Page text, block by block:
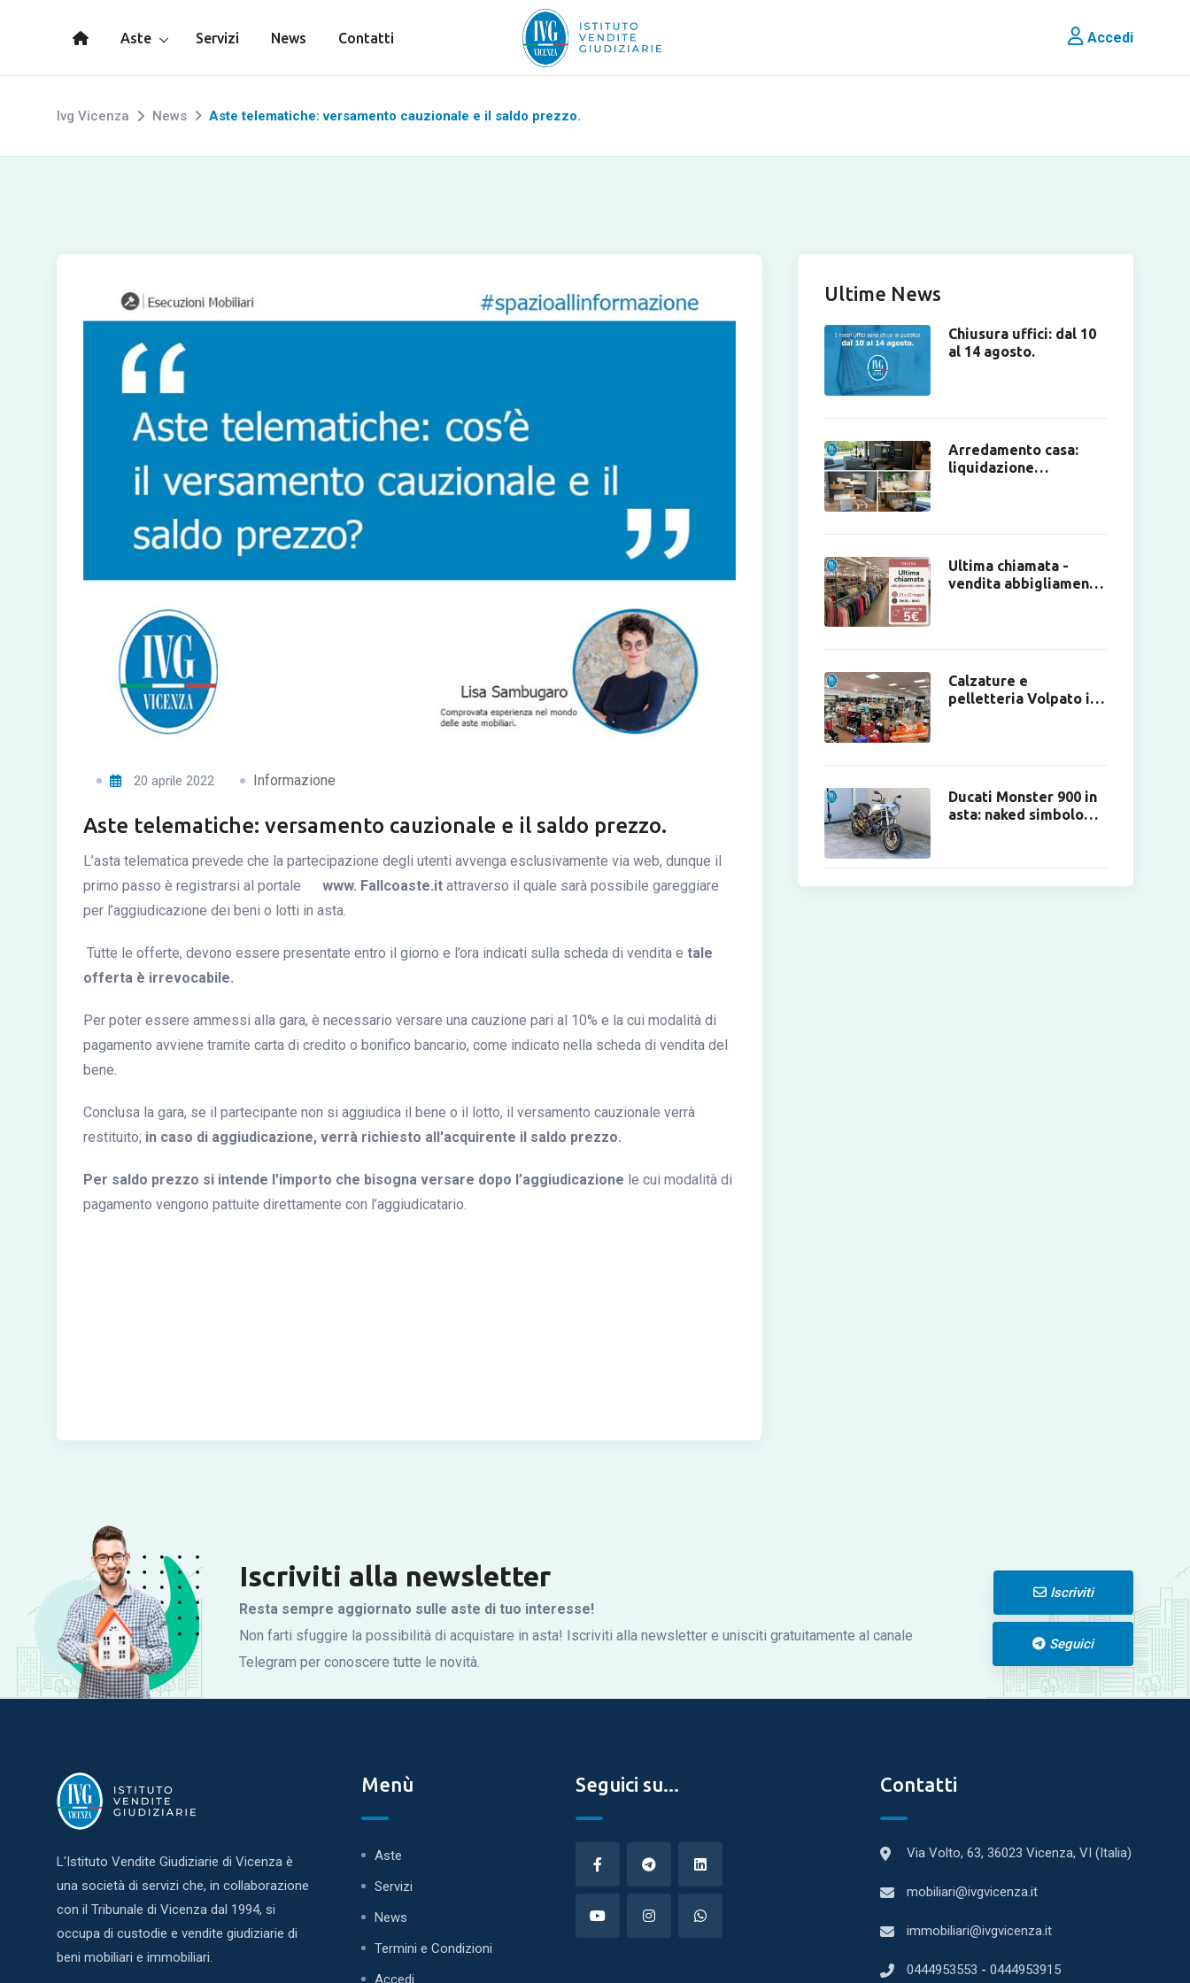
Aste Servizi News Contatti Accedi
Ivg Vicenza News Aste telematiche: versamento cauzionale e il saldo prezzo.
20 aprile 2022 Informazione
Aste telematiche: versamento cauzionale e il saldo prezzo.
L’asta telematica prevede che la partecipazione degli utenti avvenga esclusivamente via web, dunque il
primo passo è registrarsi al portale www. Fallcoaste.it attraverso il quale sarà possibile gareggiare
per l’aggiudicazione dei beni o lotti in asta.
Tutte le offerte, devono essere presentate entro il giorno e l’ora indicati sulla scheda di vendita e tale
offerta è irrevocabile.
Per poter essere ammessi alla gara, è necessario versare una cauzione pari al 10% e la cui modalità di
pagamento avviene tramite carta di credito o bonifico bancario, come indicato nella scheda di vendita del
bene.
Conclusa la gara, se il partecipante non si aggiudica il bene o il lotto, il versamento cauzionale verrà
restituito; in caso di aggiudicazione, verrà richiesto all'acquirente il saldo prezzo.
Per saldo prezzo si intende l'importo che bisogna versare dopo l’aggiudicazione le cui modalità di
pagamento vengono pattuite direttamente con l’aggiudicatario.
Ultime News
Chiusura uffici: dal 10
al 14 agosto.
Arredamento casa:
liquidazione
Ultima chiamata -
vendita abbigliamento
Calzature e
pelletteria Volpato in
Ducati Monster 900 in
asta: naked simbolo
Iscriviti alla newsletter
Resta sempre aggiornato sulle aste di tuo interesse!
Non farti sfuggire la possibilità di acquistare in asta! Iscriviti alla newsletter e unisciti gratuitamente al canale
Telegram per conoscere tutte le novità.
Iscriviti
Seguici
L'Istituto Vendite Giudiziarie di Vicenza è
una società di servizi che, in collaborazione
con il Tribunale di Vicenza dal 1994, si
occupa di custodie e vendite giudiziarie di
beni mobiliari e immobiliari.
Menù
Aste
Servizi
News
Termini e Condizioni
Accedi
Seguici su... Contatti
Via Volto, 63, 36023 Vicenza, VI (Italia)
mobiliari@ivgvicenza.it
immobiliari@ivgvicenza.it
0444953553 - 0444953915